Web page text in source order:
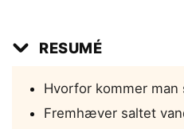
RESUMÉ
Hvorfor kommer man
Fremhæver saltet